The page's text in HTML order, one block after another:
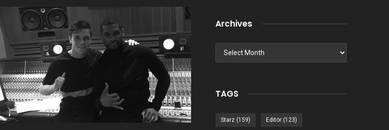
Archives
Archives
TAGS
Starz (159) Editör (123)